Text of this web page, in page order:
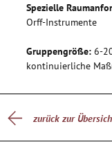
Spezielle
Orff-Instrumente
Gruppengröße: 6-
kontinuierliche
zurück zur